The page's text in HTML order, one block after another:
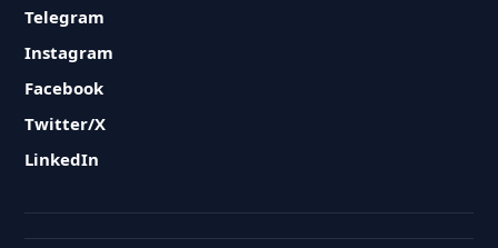
Telegram
Instagram
Facebook
Twitter/X
LinkedIn